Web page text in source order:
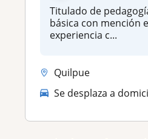
Titulado de
básica con mención
experiencia c...
Quilpue
Se desplaza a